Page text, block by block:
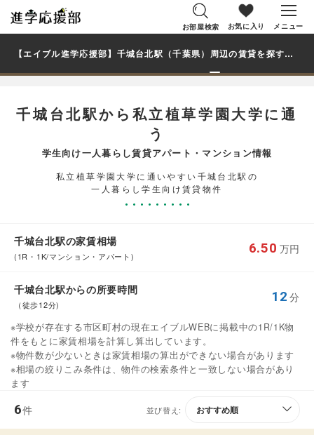
お部屋検索 お気に入り メニュー
【エイブル進学応援部】千城台北駅（千葉県）周辺の賃貸を探す｜私立植草学園大学学生・大学生の一人暮らし向け賃貸マンション・アパート
千城台北駅から私立植草学園大学に通
う
学生向け一人暮らし賃貸アパート・マンション情報
私立植草学園大学に通いやすい千城台北駅の
一人暮らし学生向け賃貸物件
千城台北駅の家賃相場
(1R・1K/マンション・アパート)
6.50 万円
千城台北駅からの所要時間
（徒歩12分)
12 分
※学校が存在する市区町村の現在エイブルWEBに掲載中の1R/1K物
件をもとに家賃相場を計算し算出しています。
※物件数が少ないときは家賃相場の算出ができない場合があります
※相場の絞りこみ条件は、物件の検索条件と一致しない場合があり
ます
6件 並び替え: